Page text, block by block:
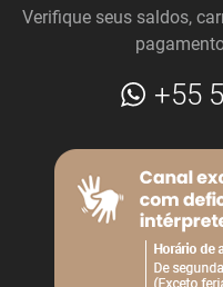
Verifique seus saldos,
+55